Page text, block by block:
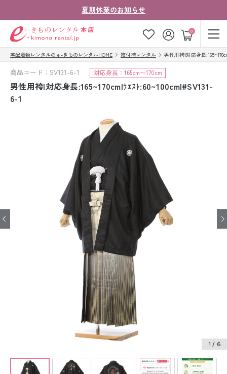
夏期休業のお知らせ
0
ゲスト
お気に入り ログイン カート
ご注文の流れ
会社案内
お客様の声
法人・グループの
お客様はこちら
着物の種類から探す
訪問着・付下げレンタル
ジュニア着物レンタル
宅配着物レンタルのｅ-きものレンタルHOME 紋付袴レンタル 男性用袴|対応身長
商品コード：SV131-6-1 対応身長：165cm〜170cm
男性用袴|対応身長:165~170cm|ｳｴｽﾄ:60~100cm|#SV131-
6-1
1 / 6